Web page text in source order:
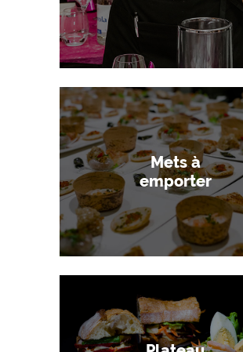
Mets à
emporter